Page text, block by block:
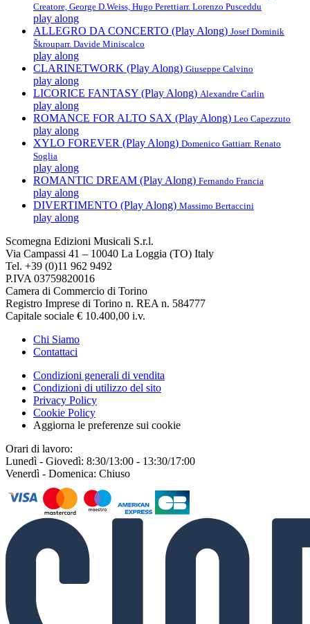
Creatore, George D.Weiss, Hugo Perettiarr. Lorenzo Pusceddu
play along
ALLEGRO DA CONCERTO (Play Along) Josef Dominik
Škrouparr. Davide Miniscalco
play along
CLARINETWORK (Play Along) Giuseppe Calvino
play along
LICORICE FANTASY (Play Along) Alexandre Carlin
play along
ROMANCE FOR ALTO SAX (Play Along) Leo Capezzuto
play along
XYLO FOREVER (Play Along) Domenico Gattiarr. Renato
Soglia
play along
ROMANTIC DREAM (Play Along) Fernando Francia
play along
DIVERTIMENTO (Play Along) Massimo Bertaccini
play along
Scomegna Edizioni Musicali S.r.l.
Via Campassi 41 – 10040 La Loggia (TO) Italy
Tel. +39 (0)11 962 9492
P.IVA 03759820016
Camera di Commercio di Torino
Registro Imprese di Torino n. REA n. 584777
Capitale sociale € 10.400,00 i.v.
Chi Siamo
Contattaci
Condizioni generali di vendita
Condizioni di utilizzo del sito
Privacy Policy
Cookie Policy
Aggiorna le preferenze sui cookie
Orari di lavoro:
Lunedì - Giovedì: 8:30/13:00 - 13:30/17:00
Venerdì - Domenica: Chiuso